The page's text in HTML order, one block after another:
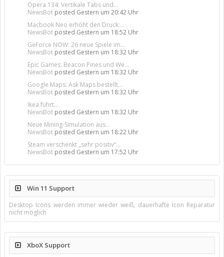
Opera 134: Vertikale Tabs und...
NewsBot posted Gestern um 20:42 Uhr
Macbook Neo erhöht den Druck:...
NewsBot posted Gestern um 18:52 Uhr
GeForce NOW: 26 neue Spiele im...
NewsBot posted Gestern um 18:32 Uhr
Epic Games: Beacon Pines und We...
NewsBot posted Gestern um 18:32 Uhr
Google Maps: Ask Maps bestellt...
NewsBot posted Gestern um 18:32 Uhr
Ikea führt...
NewsBot posted Gestern um 18:32 Uhr
Neue Mining-Simulation aus...
NewsBot posted Gestern um 18:22 Uhr
Steam verschenkt „sehr positiv“...
NewsBot posted Gestern um 17:52 Uhr
Win 11 Support
Desktop Icons werden immer wieder weiß, dauerhafte Icon Reparatur
nicht möglich
XboX Support